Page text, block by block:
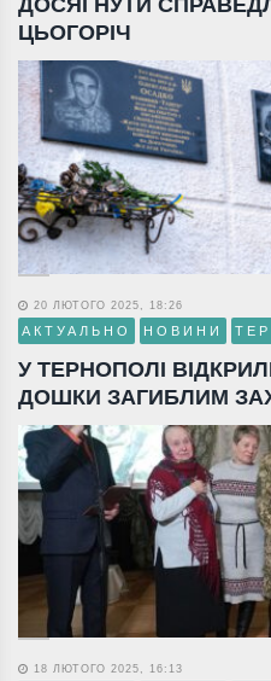
ДОСЯГНУТИ
ЦЬОГОРІЧ
20 ЛЮТОГО 2025, 18:26
АКТУАЛЬНО НОВИНИ
У ТЕРНОПОЛІ
ДОШКИ ЗАГИБЛИМ
18 ЛЮТОГО 2025, 16:13